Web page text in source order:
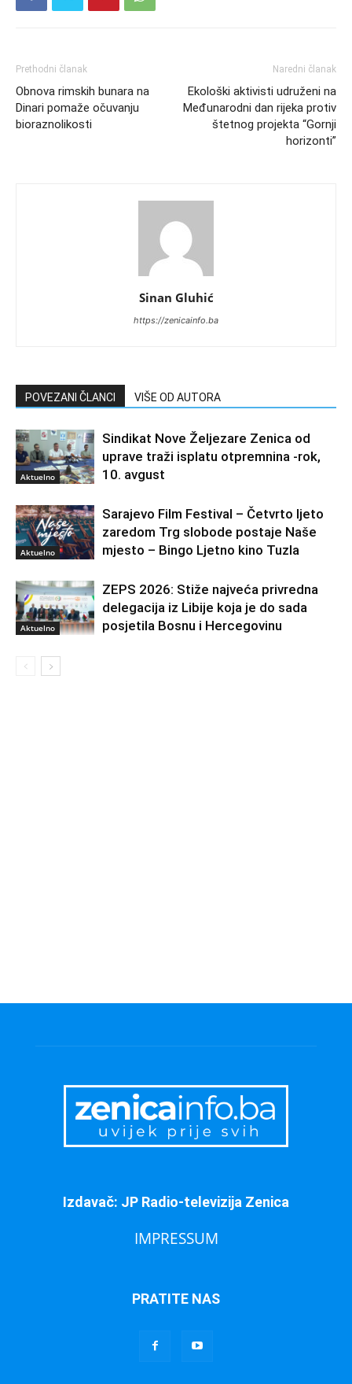
Prethodni članak
Obnova rimskih bunara na
Dinari pomaže očuvanju
bioraznolikosti
Naredni članak
Ekološki aktivisti udruženi na
Međunarodni dan rijeka protiv
štetnog projekta “Gornji
horizonti”
Sinan Gluhić
https://zenicainfo.ba
POVEZANI ČLANCI VIŠE OD AUTORA
Aktuelno
Sindikat Nove Željezare Zenica od
uprave traži isplatu otpremnina -rok,
10. avgust
Aktuelno
Sarajevo Film Festival – Četvrto ljeto
zaredom Trg slobode postaje Naše
mjesto – Bingo Ljetno kino Tuzla
Aktuelno
ZEPS 2026: Stiže najveća privredna
delegacija iz Libije koja je do sada
posjetila Bosnu i Hercegovinu
Izdavač: JP Radio-televizija Zenica
IMPRESSUM
PRATITE NAS